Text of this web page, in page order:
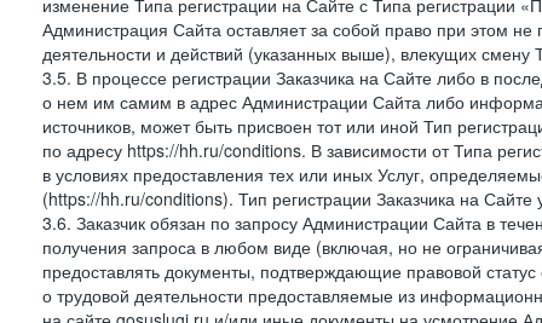
изменение Типа регистрации на Сайте с Типа регистрации
Администрация Сайта оставляет за собой право при этом не
деятельности и действий (указанных выше), влекущих смену
3.5. В процессе регистрации Заказчика на Сайте либо в
о нем им самим в адрес Администрации Сайта либо
источников, может быть присвоен тот или иной Тип
по адресу https://hh.ru/conditions. В зависимости от Типа
в условиях предоставления тех или иных Услуг,
(https://hh.ru/conditions). Тип регистрации Заказчика на
3.6. Заказчик обязан по запросу Администрации Сайта в
получения запроса в любом виде (включая, но не
предоставлять документы, подтверждающие правовой
о трудовой деятельности предоставляемые из